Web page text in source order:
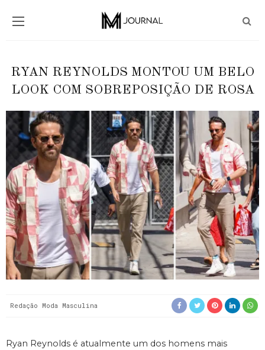
RYAN REYNOLDS MONTOU UM BELO
LOOK COM SOBREPOSIÇÃO DE ROSA
Redação Moda Masculina
Ryan Reynolds é atualmente um dos homens mais